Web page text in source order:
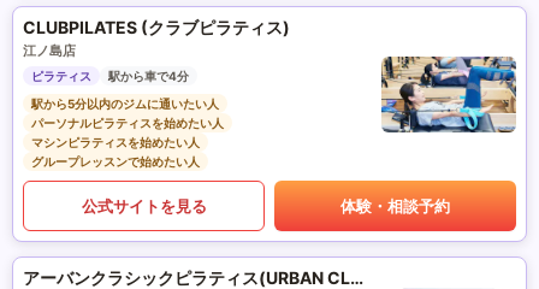
CLUBPILATES (クラブピラティス)
江ノ島店
ピラティス
駅から車で4分
駅から5分以内のジムに通いたい人
パーソナルピラティスを始めたい人
マシンピラティスを始めたい人
グループレッスンで始めたい人
公式サイトを見る 体験・相談予約
アーバンクラシックピラティス(URBAN CLASSIC PILATES)